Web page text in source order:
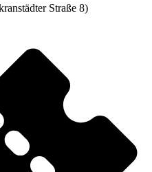
Straße 8)